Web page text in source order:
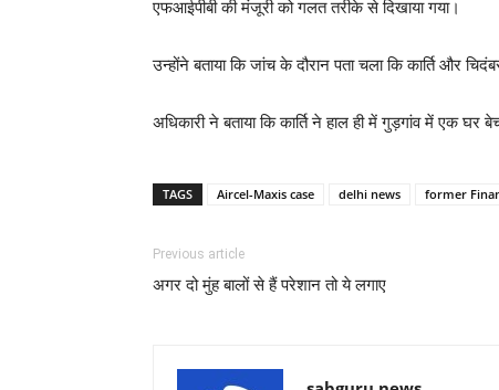
एफआईपीबी की मंजूरी को गलत तरीके से दिखाया गया।
उन्होंने बताया कि जांच के दौरान पता चला कि कार्ति
अधिकारी ने बताया कि कार्ति ने हाल ही में गुड़गांव में एक
TAGS Aircel-Maxis case delhi news former
Previous article
अगर दो मुंह बालों से हैं परेशान तो ये लगाए